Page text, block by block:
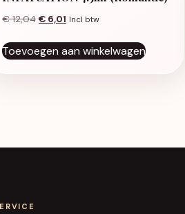
€12,04 Oorspronkelijke prijs was: € 12,04.
€ 6,01 Huidige prijs is: € 6,01.
Incl btw
Toevoegen aan winkelwagen